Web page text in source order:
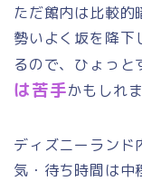
ただ館内は比較的
勢いよく坂を降下
るので、ひょっと
は苦手かもしれま
ディズニーランド
気・待ち時間は中